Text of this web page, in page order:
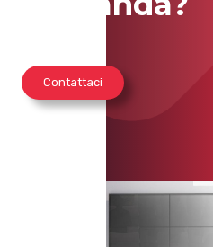
Contattaci